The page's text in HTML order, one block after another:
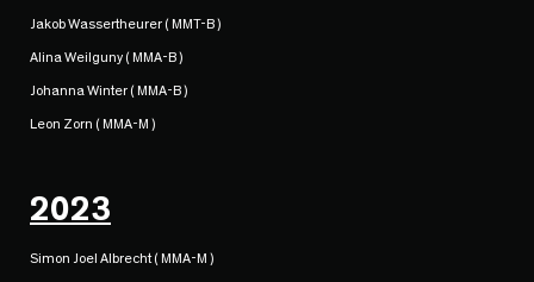
Jakob Wassertheurer ( MMT-B )
Alina Weilguny ( MMA-B )
Johanna Winter ( MMA-B )
Leon Zorn ( MMA-M )
2023
Simon Joel Albrecht ( MMA-M )